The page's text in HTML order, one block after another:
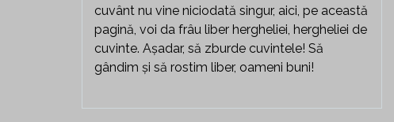
cuvânt nu vine niciodată singur, aici, pe această
pagină, voi da frâu liber hergheliei, hergheliei de
cuvinte. Așadar, să zburde cuvintele! Să
gândim și să rostim liber, oameni buni!